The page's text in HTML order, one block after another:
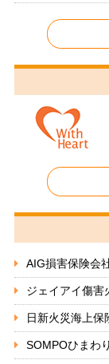
AIG損害保険会
ジェイアイ傷害
日新火災海上保
SOMPOひまわ